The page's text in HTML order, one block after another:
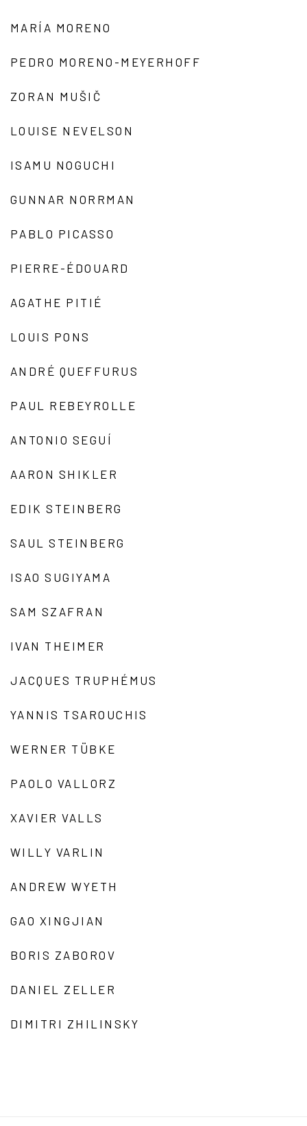
MARÍA MORENO
PEDRO MORENO-MEYERHOFF
ZORAN MUŠIČ
LOUISE NEVELSON
ISAMU NOGUCHI
GUNNAR NORRMAN
PABLO PICASSO
PIERRE-ÉDOUARD
AGATHE PITIÉ
LOUIS PONS
ANDRÉ QUEFFURUS
PAUL REBEYROLLE
ANTONIO SEGUÍ
AARON SHIKLER
EDIK STEINBERG
SAUL STEINBERG
ISAO SUGIYAMA
SAM SZAFRAN
IVAN THEIMER
JACQUES TRUPHÉMUS
YANNIS TSAROUCHIS
WERNER TÜBKE
PAOLO VALLORZ
XAVIER VALLS
WILLY VARLIN
ANDREW WYETH
GAO XINGJIAN
BORIS ZABOROV
DANIEL ZELLER
DIMITRI ZHILINSKY